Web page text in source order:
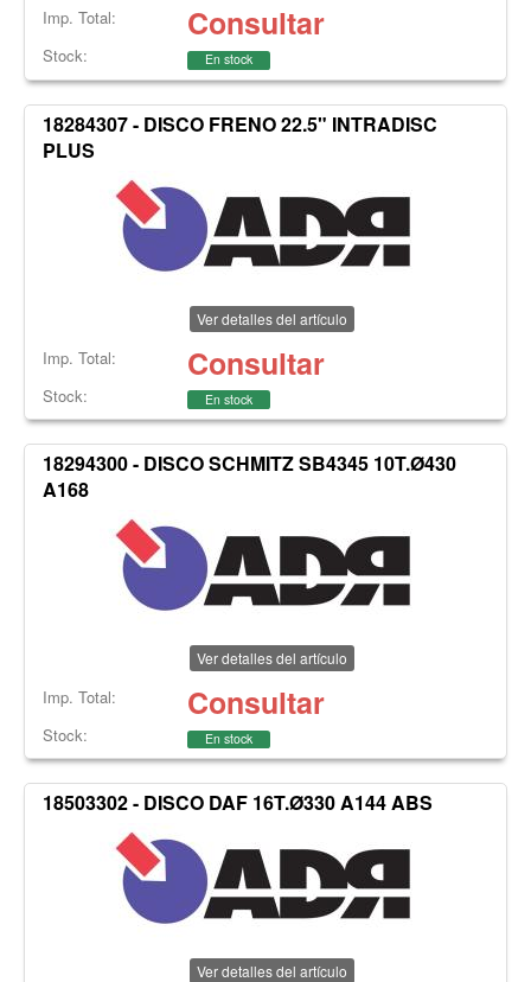
Imp. Total: Consultar
Stock: En stock
18284307 - DISCO FRENO 22.5" INTRADISC
PLUS
Ver detalles del artículo
Imp. Total: Consultar
Stock: En stock
18294300 - DISCO SCHMITZ SB4345 10T.Ø430
A168
Ver detalles del artículo
Imp. Total: Consultar
Stock: En stock
18503302 - DISCO DAF 16T.Ø330 A144 ABS
Ver detalles del artículo